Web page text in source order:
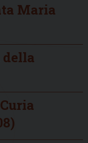
Maria
della